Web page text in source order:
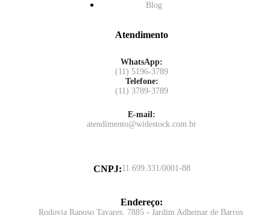
Blog
Atendimento
WhatsApp:
(11) 5196-3789
Telefone:
(11) 3789-3789
E-mail:
atendimento@widestock.com.br
CNPJ:11.699.331/0001-88
Endereço:
Rodovia Raposo Tavares, 7885 - Jardim Adhemar de Barros